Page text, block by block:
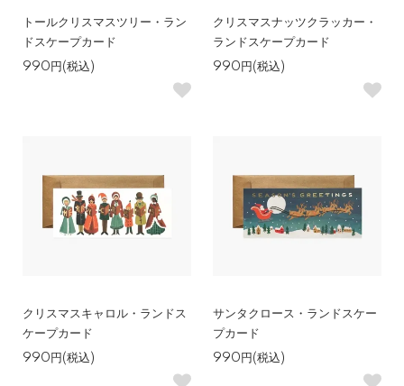
トールクリスマスツリー・ラン
ドスケープカード
990円(税込)
クリスマスナッツクラッカー・
ランドスケープカード
990円(税込)
クリスマスキャロル・ランドス
ケープカード
990円(税込)
サンタクロース・ランドスケー
プカード
990円(税込)